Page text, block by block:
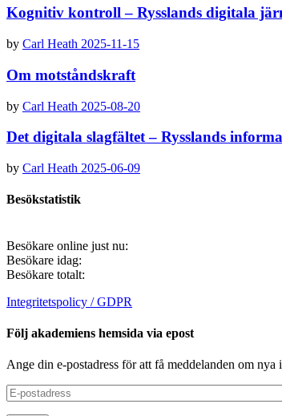
Kognitiv kontroll – Rysslands digitala
by Carl Heath 2025-11-15
Om motståndskraft
by Carl Heath 2025-08-20
Det digitala slagfältet – Rysslands
by Carl Heath 2025-06-09
Besökstatistik
Besökare online just nu:
Besökare idag:
Besökare totalt:
Integritetspolicy / GDPR
Följ akademiens hemsida via epost
Ange din e-postadress för att få meddelanden om nya
E-
postadress